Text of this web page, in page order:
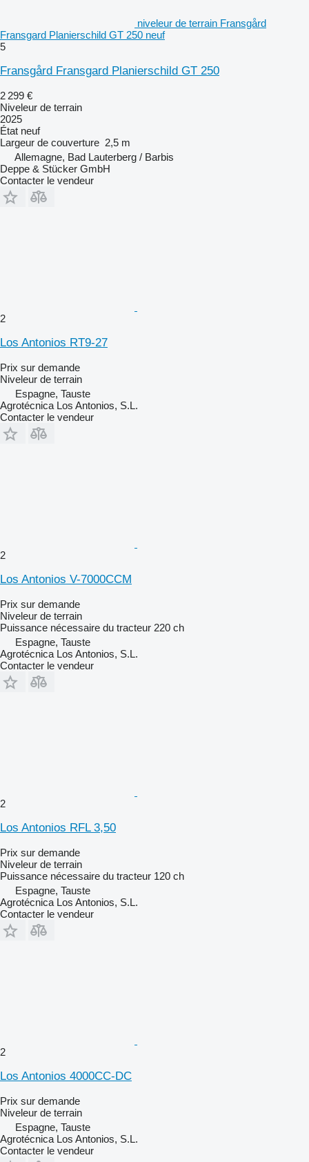
niveleur de terrain Fransgård
Fransgard Planierschild GT 250 neuf
5
Fransgård Fransgard Planierschild GT 250
2 299 €
Niveleur de terrain
2025
État neuf
Largeur de couverture 2,5 m
Allemagne, Bad Lauterberg / Barbis
Deppe & Stücker GmbH
Contacter le vendeur
2
Los Antonios RT9-27
Prix sur demande
Niveleur de terrain
Espagne, Tauste
Agrotécnica Los Antonios, S.L.
Contacter le vendeur
2
Los Antonios V-7000CCM
Prix sur demande
Niveleur de terrain
Puissance nécessaire du tracteur 220 ch
Espagne, Tauste
Agrotécnica Los Antonios, S.L.
Contacter le vendeur
2
Los Antonios RFL 3,50
Prix sur demande
Niveleur de terrain
Puissance nécessaire du tracteur 120 ch
Espagne, Tauste
Agrotécnica Los Antonios, S.L.
Contacter le vendeur
2
Los Antonios 4000CC-DC
Prix sur demande
Niveleur de terrain
Espagne, Tauste
Agrotécnica Los Antonios, S.L.
Contacter le vendeur